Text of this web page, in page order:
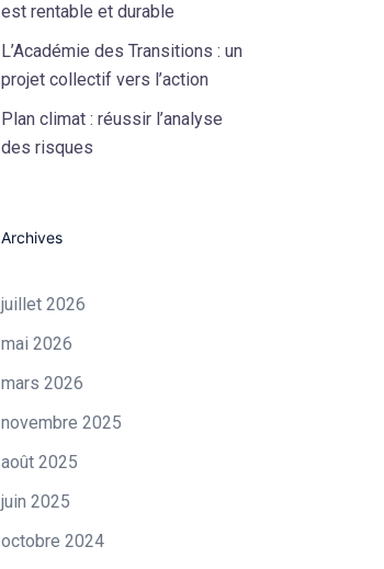
est rentable et durable
L’Académie des Transitions : un
projet collectif vers l’action
Plan climat : réussir l’analyse
des risques
Archives
juillet 2026
mai 2026
mars 2026
novembre 2025
août 2025
juin 2025
octobre 2024